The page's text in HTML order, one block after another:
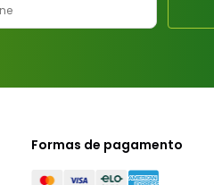
Formas de pagamento